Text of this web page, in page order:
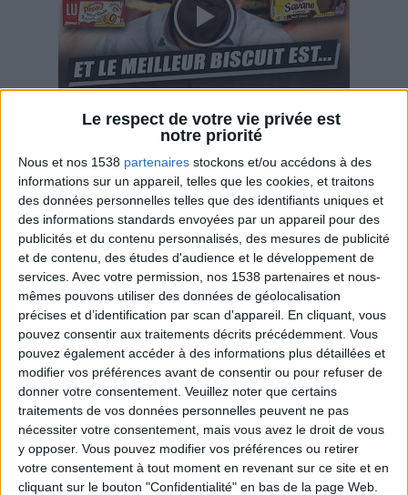
Le respect de votre vie privée est
notre priorité
Nous et nos 1538 partenaires stockons et/ou accédons à des
informations sur un appareil, telles que les cookies, et traitons
des données personnelles telles que des identifiants uniques et
des informations standards envoyées par un appareil pour des
publicités et du contenu personnalisés, des mesures de publicité
et de contenu, des études d'audience et le développement de
services. Avec votre permission, nos 1538 partenaires et nous-
mêmes pouvons utiliser des données de géolocalisation
précises et d’identification par scan d'appareil. En cliquant, vous
pouvez consentir aux traitements décrits précédemment. Vous
pouvez également accéder à des informations plus détaillées et
modifier vos préférences avant de consentir ou pour refuser de
donner votre consentement. Veuillez noter que certains
traitements de vos données personnelles peuvent ne pas
nécessiter votre consentement, mais vous avez le droit de vous
y opposer. Vous pouvez modifier vos préférences ou retirer
votre consentement à tout moment en revenant sur ce site et en
cliquant sur le bouton "Confidentialité" en bas de la page Web.
Savane, LU, Pepito, Harrys... Que valent vraiment
ces gâteaux ?
Webinaires en direct Voir tout
Peut-on remplacer la viande par des féculents ?
Consultation diététique du 05/08/2026